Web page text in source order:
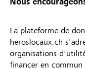
La plateforme de
heroslocaux.ch
organisations
financer en commun